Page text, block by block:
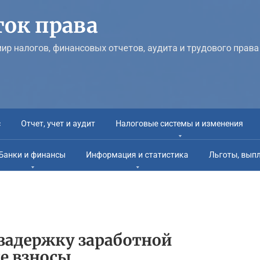
права
налогов, финансовых отчетов, аудита и трудового права
Отчет, учет и аудит Налоговые системы и изменения
и финансы Информация и статистика Льготы,
заработной